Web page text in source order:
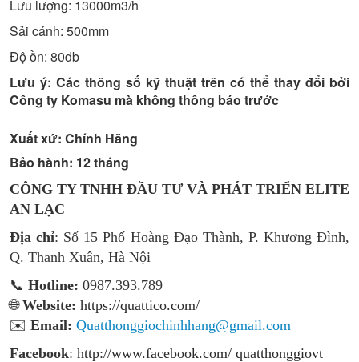
Lưu lượng: 13000m3/h
Sải cánh: 500mm
Độ ồn: 80db
Lưu ý: Các thông số kỹ thuật trên có thể thay đổi bởi
Công ty Komasu mà không thông báo trước
Xuất xứ: Chính Hãng
Bảo hành: 12 tháng
CÔNG TY TNHH ĐẦU TƯ VÀ PHÁT TRIỂN ELITE
AN LẠC
Địa chỉ: Số 15 Phố Hoàng Đạo Thành, P. Khương Đình,
Q. Thanh Xuân, Hà Nội
📞 Hotline: 0987.393.789
🌐Website: https://quattico.com/
✉️ Email: Quatthonggiochinhhang@gmail.com
Facebook: http://www.facebook.com/ quatthonggiovt